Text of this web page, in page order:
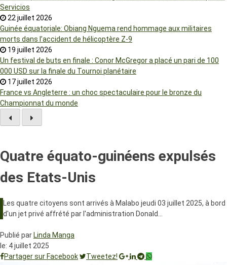
Servicios
22 juillet 2026
Guinée équatoriale: Obiang Nguema rend hommage aux militaires
morts dans l’accident de hélicoptère Z-9
19 juillet 2026
Un festival de buts en finale : Conor McGregor a placé un pari de 100
000 USD sur la finale du Tournoi planétaire
17 juillet 2026
France vs Angleterre : un choc spectaculaire pour le bronze du
Championnat du monde
Quatre équato-guinéens expulsés
des Etats-Unis
Les quatre citoyens sont arrivés à Malabo jeudi 03 juillet 2025, à bord
d'un jet privé affrété par l'administration Donald…
Publié par Linda Manga
le: 4 juillet 2025
Partager sur Facebook
Tweetez!